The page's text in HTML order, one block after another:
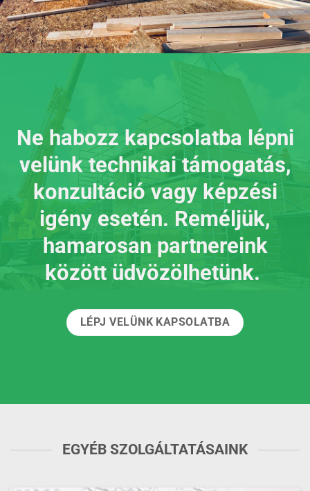
Ne habozz kapcsolatba lépni
velünk technikai támogatás,
konzultáció vagy képzési
igény esetén. Reméljük,
hamarosan partnereink
között üdvözölhetünk.
LÉPJ VELÜNK KAPSOLATBA
EGYÉB SZOLGÁLTATÁSAINK